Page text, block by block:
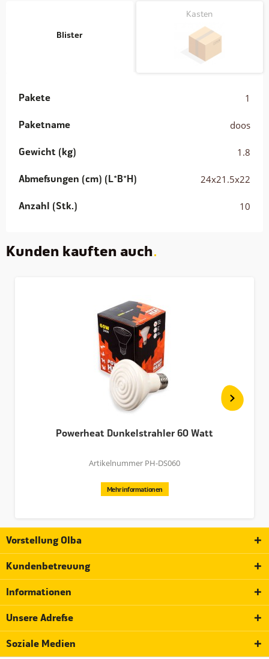
230VAC → 12VDC Netzteil (0,5 A)
Blister
Kasten
Pakete 1
Paketname doos
Gewicht (kg) 1.8
Abmessungen (cm) (L*B*H) 24x21.5x22
Anzahl (Stk.) 10
Kunden kauften auch
Powerheat Dunkelstrahler 60 Watt
Artikelnummer PH-DS060
Mehr informationen
Vorstellung Olba
Kundenbetreuung
Informationen
Unsere Adresse
Soziale Medien